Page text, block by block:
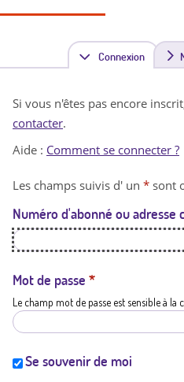
Connexion(
n
t
a
t
i
Si vous n'êtes pas encore
contacter.
Aide : Comment se connecter ?
Les champs suivis d' un * sont
Numéro d'abonné ou adresse
Mot de passe *
Le champ mot de passe est sensible à la
Se souvenir de moi